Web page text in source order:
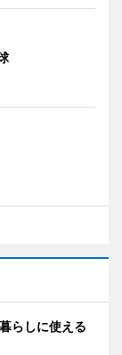
らしに使える